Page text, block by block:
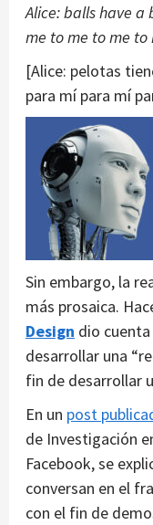
Alice: balls have
me to me to me to
[Alice: pelotas
para mí para mí
Sin embargo, la
más prosaica.
Design dio
desarrollar una
fin de desarrollar
En un post
de Investigación
Facebook, se
conversan en el
con el fin de